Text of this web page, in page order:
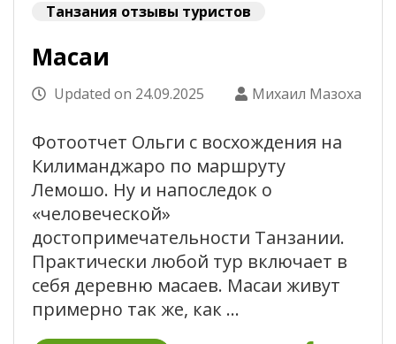
Танзания отзывы туристов
Масаи
Updated on 24.09.2025 Михаил Мазоха
Фотоотчет Ольги с восхождения на
Килиманджаро по маршруту
Лемошо. Ну и напоследок о
«человеческой»
достопримечательности Танзании.
Практически любой тур включает в
себя деревню масаев. Масаи живут
примерно так же, как …